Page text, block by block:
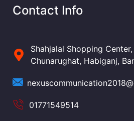
Contact Info
Shahjalal Shopping
Chunarughat, Habiganj,
01771549514